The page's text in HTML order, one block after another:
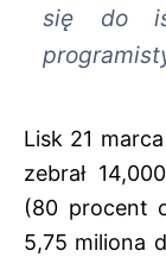
się do
Lisk 21
zebrał
(80 procent
5,75 miliona